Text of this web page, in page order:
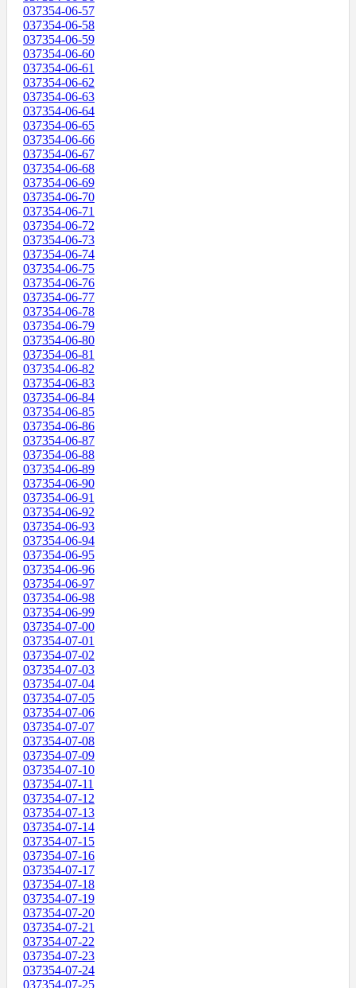
037354-06-57
037354-06-58
037354-06-59
037354-06-60
037354-06-61
037354-06-62
037354-06-63
037354-06-64
037354-06-65
037354-06-66
037354-06-67
037354-06-68
037354-06-69
037354-06-70
037354-06-71
037354-06-72
037354-06-73
037354-06-74
037354-06-75
037354-06-76
037354-06-77
037354-06-78
037354-06-79
037354-06-80
037354-06-81
037354-06-82
037354-06-83
037354-06-84
037354-06-85
037354-06-86
037354-06-87
037354-06-88
037354-06-89
037354-06-90
037354-06-91
037354-06-92
037354-06-93
037354-06-94
037354-06-95
037354-06-96
037354-06-97
037354-06-98
037354-06-99
037354-07-00
037354-07-01
037354-07-02
037354-07-03
037354-07-04
037354-07-05
037354-07-06
037354-07-07
037354-07-08
037354-07-09
037354-07-10
037354-07-11
037354-07-12
037354-07-13
037354-07-14
037354-07-15
037354-07-16
037354-07-17
037354-07-18
037354-07-19
037354-07-20
037354-07-21
037354-07-22
037354-07-23
037354-07-24
037354-07-25